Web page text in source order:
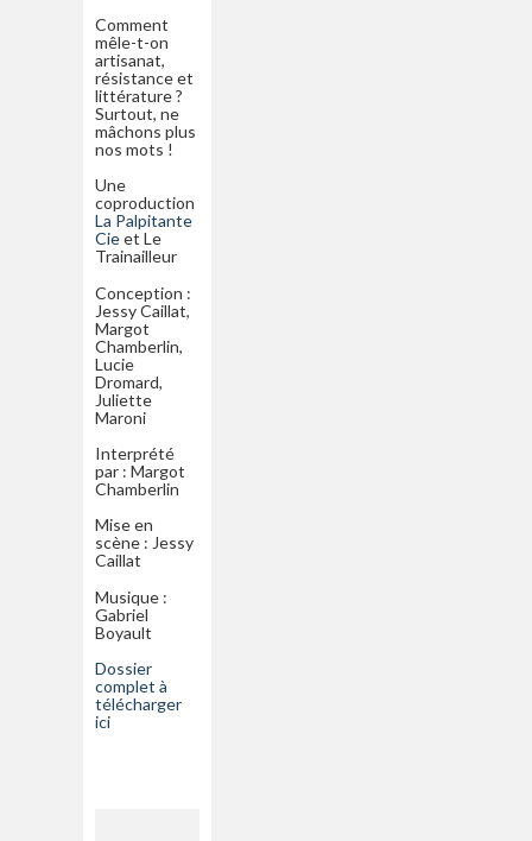
Comment
mêle-t-on
artisanat,
résistance et
littérature ?
Surtout, ne
mâchons plus
nos mots !
Une
coproduction
La Palpitante
Cieet Le
Trainailleur
Conception :
Jessy Caillat,
Margot
Chamberlin,
Lucie
Dromard,
Juliette
Maroni
Interprété
par : Margot
Chamberlin
Mise en
scène : Jessy
Caillat
Musique :
Gabriel
Boyault
Dossier
complet à
télécharger
ici